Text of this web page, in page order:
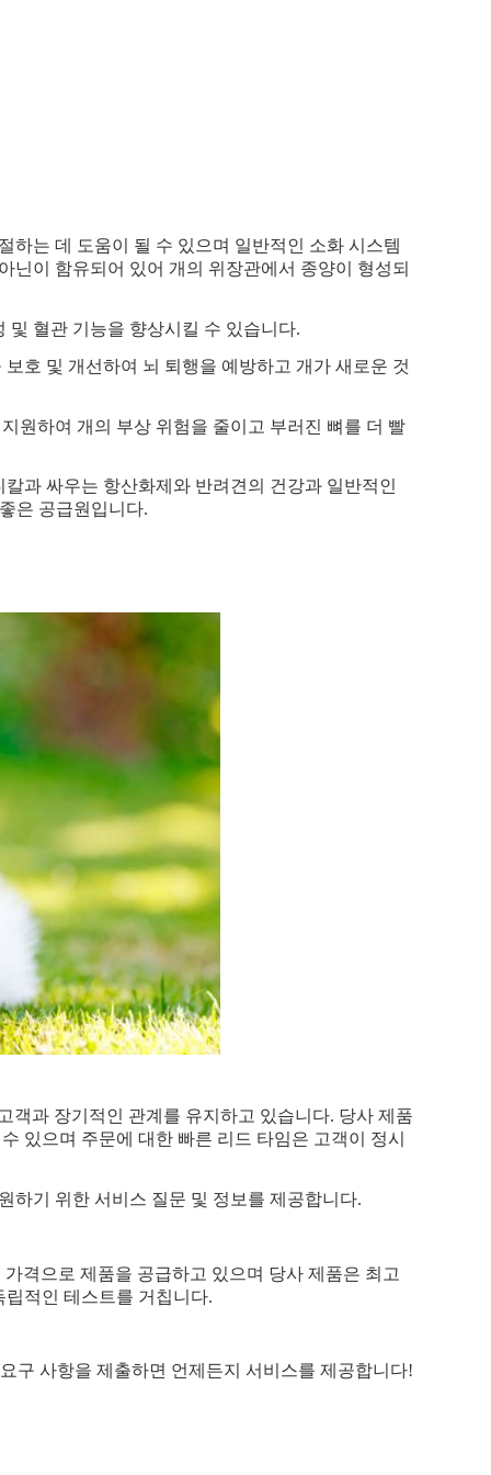
하는 데 도움이 될 수 있으며 일반적인 소화 시스템
닌이 함유되어 있어 개의 위장관에서 종양이 형성되
및 혈관 기능을 향상시킬 수 있습니다.
호 및 개선하여 뇌 퇴행을 예방하고 개가 새로운 것
원하여 개의 부상 위험을 줄이고 부러진 뼈를 더 빨
과 싸우는 항산화제와 반려견의 건강과 일반적인
은 공급원입니다.
객과 장기적인 관계를 유지하고 있습니다. 당사 제품
있으며 주문에 대한 빠른 리드 타임은 고객이 정시
하기 위한 서비스 질문 및 정보를 제공합니다.
격으로 제품을 공급하고 있으며 당사 제품은 최고
적인 테스트를 거칩니다.
구 사항을 제출하면 언제든지 서비스를 제공합니다!